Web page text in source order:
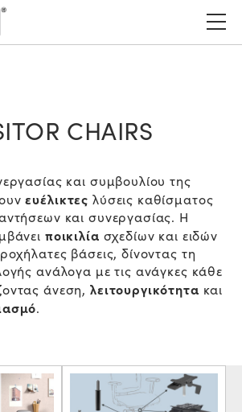
CHAIRS
και συμβουλίου της
ευέλικτες λύσεις καθίσματος
και συνεργασίας. Η
ποικιλία σχεδίων και ειδών
βάσεις, δίνοντας τη
ανάλογα με τις ανάγκες κάθε
άνεση, λειτουργικότητα και
.